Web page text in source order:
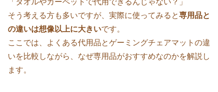
「タオルやカーペットで代用できるんじゃない？」
そう考える方も多いですが、実際に使ってみると専用品と
の違いは想像以上に大きいです。
ここでは、よくある代用品とゲーミングチェアマットの違
いを比較しながら、なぜ専用品がおすすめなのかを解説し
ます。